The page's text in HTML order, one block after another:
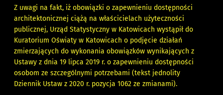
Z uwagi na fakt, iż obowiązki o zapewnieniu dostępności
architektonicznej ciążą na właścicielach użyteczności
publicznej, Urząd Statystyczny w Katowicach wystąpił do
Kuratorium Oświaty w Katowicach o podjęcie działań
zmierzających do wykonania obowiązków wynikających z
Ustawy z dnia 19 lipca 2019 r. o zapewnieniu dostępności
osobom ze szczególnymi potrzebami (tekst jednolity
Dziennik Ustaw z 2020 r. pozycja 1062 ze zmianami).